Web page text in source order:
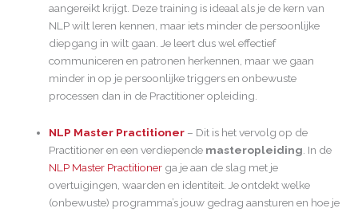
aangereikt krijgt. Deze training is ideaal als je de kern van
NLP wilt leren kennen, maar iets minder de persoonlijke
diepgang in wilt gaan. Je leert dus wel effectief
communiceren en patronen herkennen, maar we gaan
minder in op je persoonlijke triggers en onbewuste
processen dan in de Practitioner opleiding.
NLP Master Practitioner – Dit is het vervolg op de
Practitioner en een verdiepende masteropleiding . In de
NLP Master Practitioner ga je aan de slag met je
overtuigingen, waarden en identiteit. Je ontdekt welke
(onbewuste) programma’s jouw gedrag aansturen en hoe je